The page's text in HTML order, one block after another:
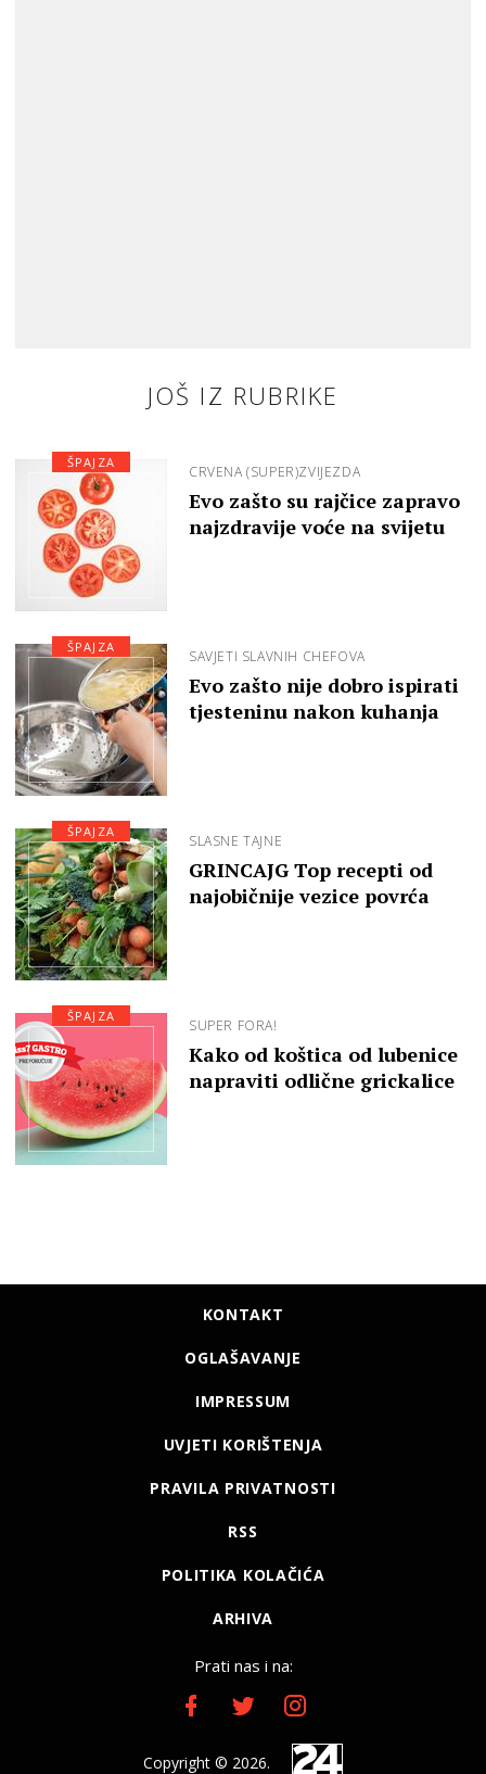
JOŠ IZ RUBRIKE
CRVENA (SUPER)ZVIJEZDA
Evo zašto su rajčice zapravo
najzdravije voće na svijetu
ŠPAJZA
SAVJETI SLAVNIH CHEFOVA
Evo zašto nije dobro ispirati
tjesteninu nakon kuhanja
ŠPAJZA
SLASNE TAJNE
GRINCAJG Top recepti od
najobičnije vezice povrća
ŠPAJZA
SUPER FORA!
Kako od koštica od lubenice
napraviti odlične grickalice
ŠPAJZA
KONTAKT
OGLAŠAVANJE
IMPRESSUM
UVJETI KORIŠTENJA
PRAVILA PRIVATNOSTI
RSS
POLITIKA KOLAČIĆA
ARHIVA
Prati nas i na:
Copyright © 2026.